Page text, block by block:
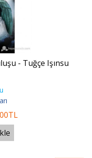
- Tuğçe Işınsu
TL